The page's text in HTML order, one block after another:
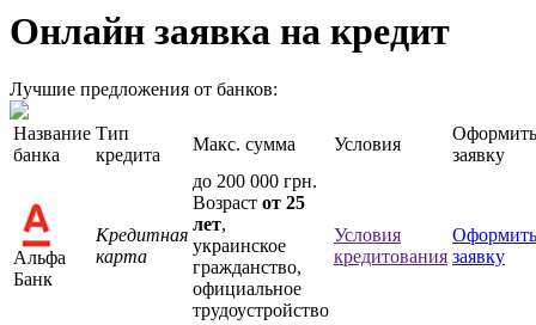
Онлайн заявка на кредит
Лучшие предложения от банков:
Название
банка
Тип
кредита
Макс. сумма Условия
Оформить
заявку
Альфа
Банк
Кредитная
карта
до 200 000 грн.
Возраст от 25
лет,
украинское
гражданство,
официальное
трудоустройство
Условия
кредитования
Оформить
заявку